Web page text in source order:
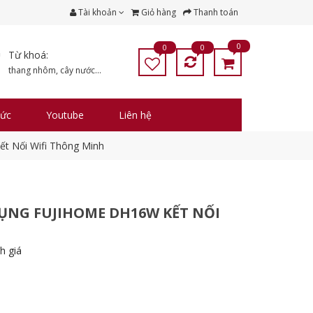
Tài khoản Giỏ hàng Thanh toán
Từ khoá:
thang nhôm, cây nước...
0 0 0
Youtube Liên hệ
Nối Wifi Thông Minh
FUJIHOME DH16W KẾT NỐI
giá